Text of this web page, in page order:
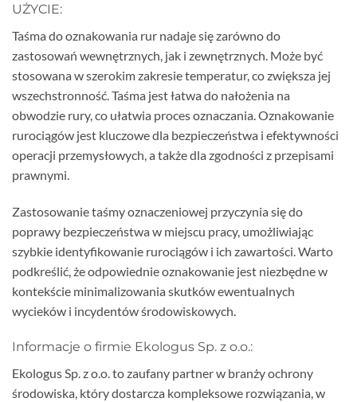
UŻYCIE:
Taśma do oznakowania rur nadaje się zarówno do
zastosowań wewnętrznych, jak i zewnętrznych. Może być
stosowana w szerokim zakresie temperatur, co zwiększa jej
wszechstronność. Taśma jest łatwa do nałożenia na
obwodzie rury, co ułatwia proces oznaczania. Oznakowanie
rurociągów jest kluczowe dla bezpieczeństwa i efektywności
operacji przemysłowych, a także dla zgodności z przepisami
prawnymi.
Zastosowanie taśmy oznaczeniowej przyczynia się do
poprawy bezpieczeństwa w miejscu pracy, umożliwiając
szybkie identyfikowanie rurociągów i ich zawartości. Warto
podkreślić, że odpowiednie oznakowanie jest niezbędne w
kontekście minimalizowania skutków ewentualnych
wycieków i incydentów środowiskowych.
Informacje o firmie Ekologus Sp. z o.o.:
Ekologus Sp. z o.o. to zaufany partner w branży ochrony
środowiska, który dostarcza kompleksowe rozwiązania, w